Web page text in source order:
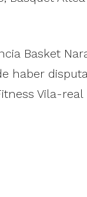
Basket
haber
Vila-real